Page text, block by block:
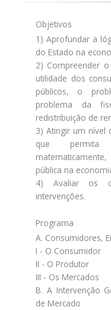
Objetivos
1) Aprofundar a
do Estado na
2) Compreender
utilidade dos
públicos, o
problema da
redistribuição de
3) Atingir um nível
que permita
pública na
4) Avaliar os
intervenções.
Programa
A. Consumidores,
I - O Consumidor
II - O Produtor
III - Os Mercados
B. A Intervenção
de Mercado